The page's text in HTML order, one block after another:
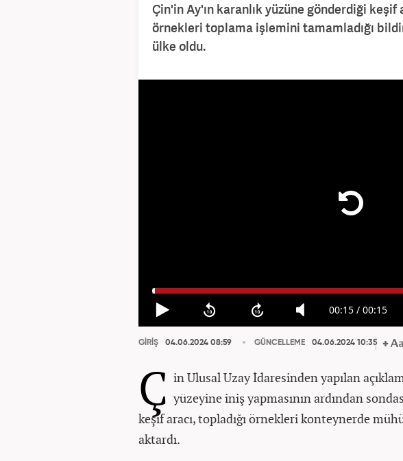
Çin'in Ay'ın karanlık yüzüne gönderdiği keşif
örnekleri toplama işlemini tamamladığı
ülke oldu.
00:15 / 00:15
GİRİŞ 04.06.2024 08:59 GÜNCELLEME 04.06.2024 10:35
Ç in Ulusal Uzay İdaresinden yapılan
yüzeyine iniş yapmasının ardından
keşif aracı, topladığı örnekleri konteynerde
aktardı.